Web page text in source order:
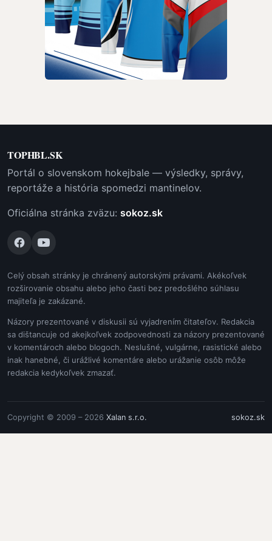
TOPHBL.SK
Portál o slovenskom hokejbale — výsledky, správy,
reportáže a história spomedzi mantinelov.
Oficiálna stránka zväzu: sokoz.sk
Celý obsah stránky je chránený autorskými právami. Akékoľvek
rozširovanie obsahu alebo jeho časti bez predošlého súhlasu
majiteľa je zakázané.
Názory prezentované v diskusii sú vyjadrením čitateľov. Redakcia
sa dištancuje od akejkoľvek zodpovednosti za názory prezentované
v komentároch alebo blogoch. Neslušné, vulgárne, rasistické alebo
inak hanebné, či urážlivé komentáre alebo urážanie osôb môže
redakcia kedykoľvek zmazať.
Copyright © 2009 – 2026 Xalan s.r.o. sokoz.sk